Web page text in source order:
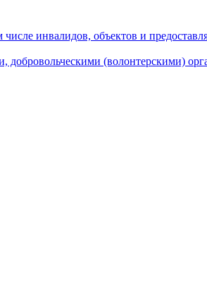
инвалидов, объектов и
добровольческими (волонтерскими)